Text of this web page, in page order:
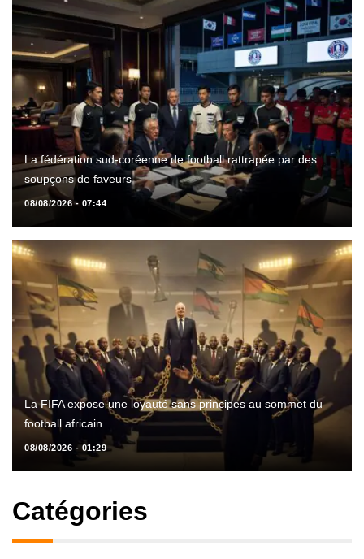
La fédération sud-coréenne de football rattrapée par des
soupçons de faveurs
08/08/2026 - 07:44
La FIFA expose une loyauté sans principes au sommet du
football africain
08/08/2026 - 01:29
Catégories